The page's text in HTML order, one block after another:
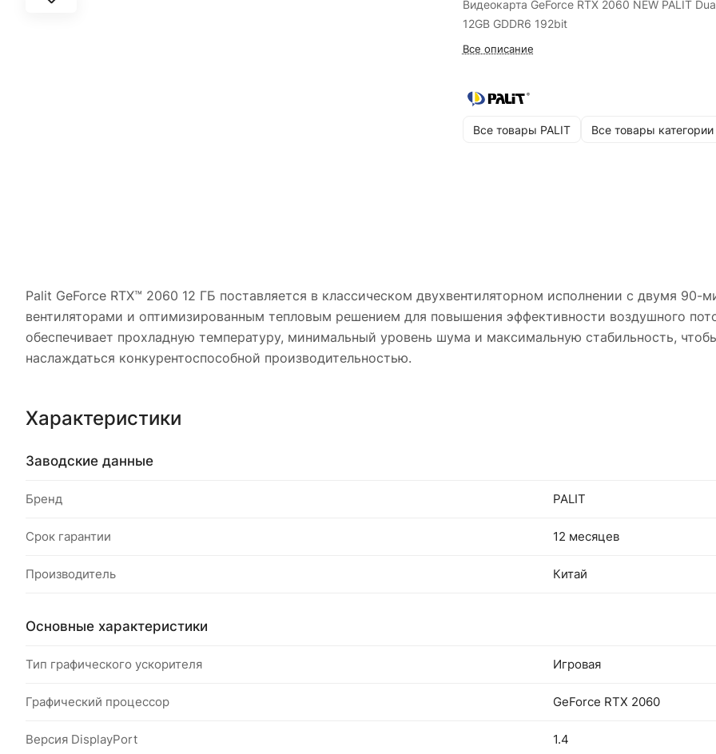
Видеокарта GeForce RTX 2060 NEW PALIT
12GB GDDR6 192bit
Все описание
Все товары PALIT Все товары категории
Palit GeForce RTX™ 2060 12 ГБ поставляется в классическом двухвентиляторном исполнении с двумя
вентиляторами и оптимизированным тепловым решением для повышения эффективности воздушного
обеспечивает прохладную температуру, минимальный уровень шума и максимальную стабильность,
наслаждаться конкурентоспособной производительностью.
Характеристики
Заводские данные
Бренд PALIT
Срок гарантии 12 месяцев
Производитель Китай
Основные характеристики
Тип графического ускорителя Игровая
Графический процессор GeForce RTX 2060
Версия DisplayPort 1.4